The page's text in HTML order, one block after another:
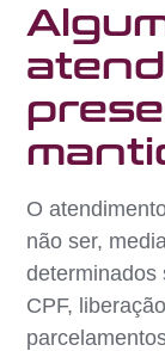
O
não ser,
determinados
CPF,